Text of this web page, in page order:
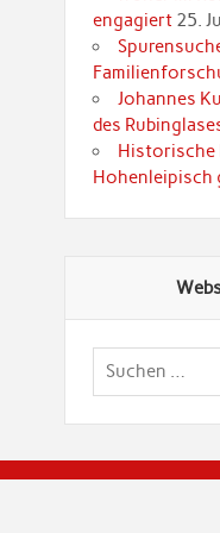
engagiert 25.
Johannes
des
Historische
Hohenleipisch
©